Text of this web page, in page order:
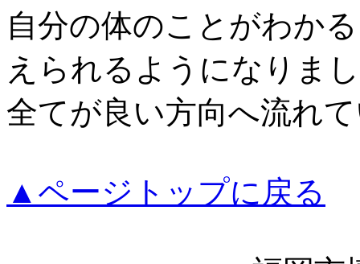
自分の体のことがわか
えられるようになりま
全てが良い方向へ流れ
▲ページトップに戻る